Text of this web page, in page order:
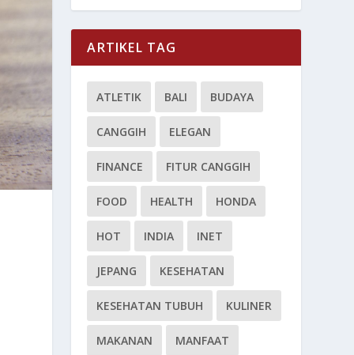
ARTIKEL TAG
ATLETIK BALI BUDAYA
CANGGIH ELEGAN
FINANCE FITUR CANGGIH
FOOD HEALTH HONDA
HOT INDIA INET
JEPANG KESEHATAN
KESEHATAN TUBUH KULINER
MAKANAN MANFAAT